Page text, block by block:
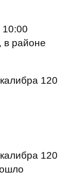
10:00
в районе
120
120